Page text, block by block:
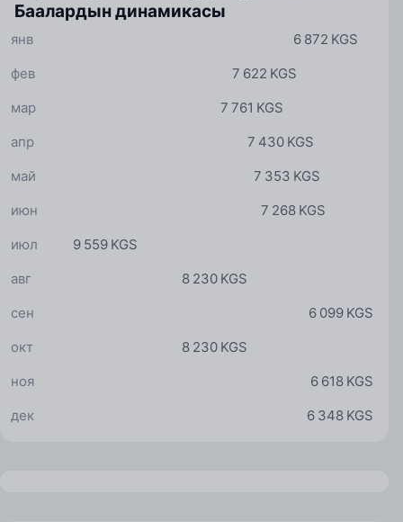
Баалардын динамикасы
6 872 KGS
янв
7 622 KGS
фев
7 761 KGS
мар
7 430 KGS
апр
7 353 KGS
май
7 268 KGS
июн
9 559 KGS
июл
8 230 KGS
авг
6 099 KGS
сен
8 230 KGS
окт
6 618 KGS
ноя
6 348 KGS
дек